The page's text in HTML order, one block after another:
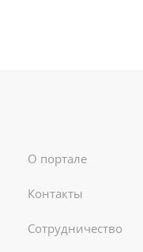
О портале
Контакты
Сотрудничество